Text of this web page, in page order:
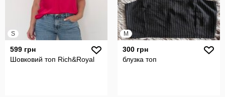
S
599 грн
Шовковий топ Rich&Royal
M
300 грн
блузка топ